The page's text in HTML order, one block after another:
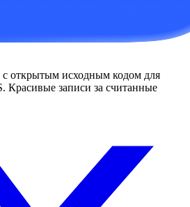
открытым исходным кодом для
Красивые записи за считанные